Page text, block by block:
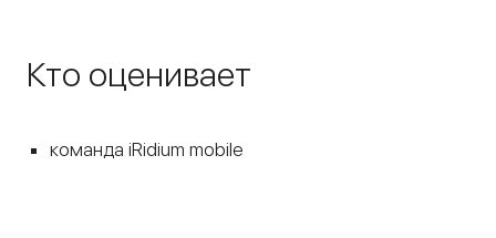
Кто оценивает
команда iRidium mobile